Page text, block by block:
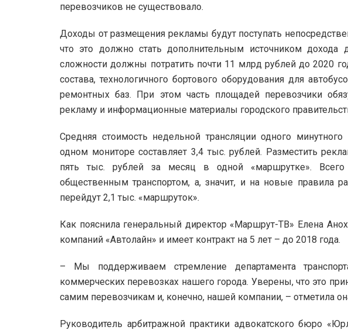
перевозчиков не существовало.
Доходы от размещения рекламы будут поступать
что это должно стать дополнительным источником
сложности должны потратить почти 11 млрд рублей до 2020
состава, технологичного бортового оборудования для
ремонтных баз. При этом часть площадей перевозчики
рекламу и информационные материалы городского
Средняя стоимость недельной трансляции одного
одном мониторе составляет 3,4 тыс. рублей. Разместить
пять тыс. рублей за месяц в одной «маршрутке».
общественным транспортом, а, значит, и на новые правила
перейдут 2,1 тыс. «маршруток».
Как пояснила генеральный директор «Маршрут-ТВ» Елена
компаний «Автолайн» и имеет контракт на 5 лет – до 2018 года.
– Мы поддерживаем стремление департамента
коммерческих перевозках нашего города. Уверены, что это
самим перевозчикам и, конечно, нашей компании, – отметила
Руководитель арбитражной практики адвокатского бюро